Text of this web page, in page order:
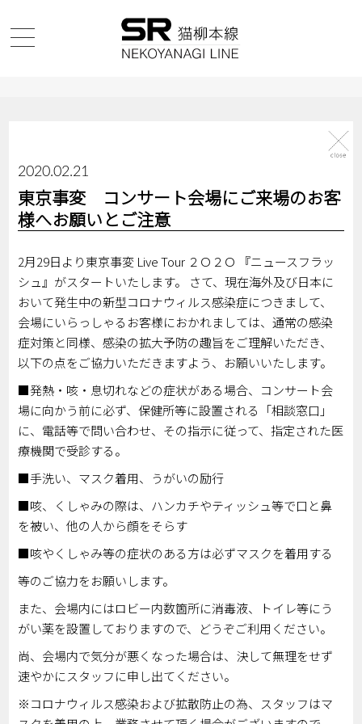
2020.02.21
東京事変 コンサート会場にご来場のお客
様へお願いとご注意
2月29日より東京事変 Live Tour ２Ｏ２Ｏ 『ニュースフラッ
シュ』がスタートいたします。 さて、現在海外及び日本に
おいて発生中の新型コロナウィルス感染症につきまして、
会場にいらっしゃるお客様におかれましては、通常の感染
症対策と同様、感染の拡大予防の趣旨をご理解いただき、
以下の点をご協力いただきますよう、お願いいたします。
■発熱・咳・息切れなどの症状がある場合、コンサート会
場に向かう前に必ず、保健所等に設置される「相談窓口」
に、電話等で問い合わせ、その指示に従って、指定された医
療機関で受診する。
■手洗い、マスク着用、うがいの励行
■咳、くしゃみの際は、ハンカチやティッシュ等で口と鼻
を被い、他の人から顔をそらす
■咳やくしゃみ等の症状のある方は必ずマスクを着用する
等のご協力をお願いします。
また、会場内にはロビー内数箇所に消毒液、トイレ等にう
がい薬を設置しておりますので、どうぞご利用ください。
尚、会場内で気分が悪くなった場合は、決して無理をせず
速やかにスタッフに申し出てください。
※コロナウィルス感染および拡散防止の為、スタッフはマ